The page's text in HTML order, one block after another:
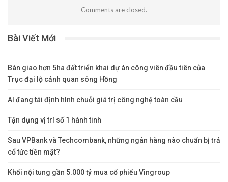
Comments are closed.
Bài Viết Mới
Bàn giao hơn 5ha đất triển khai dự án công viên đầu tiên của
Trục đại lộ cảnh quan sông Hồng
AI đang tái định hình chuỗi giá trị công nghệ toàn cầu
Tận dụng vị trí số 1 hành tinh
Sau VPBank và Techcombank, những ngân hàng nào chuẩn bị trả
cổ tức tiền mặt?
Khối nội tung gần 5.000 tỷ mua cổ phiếu Vingroup